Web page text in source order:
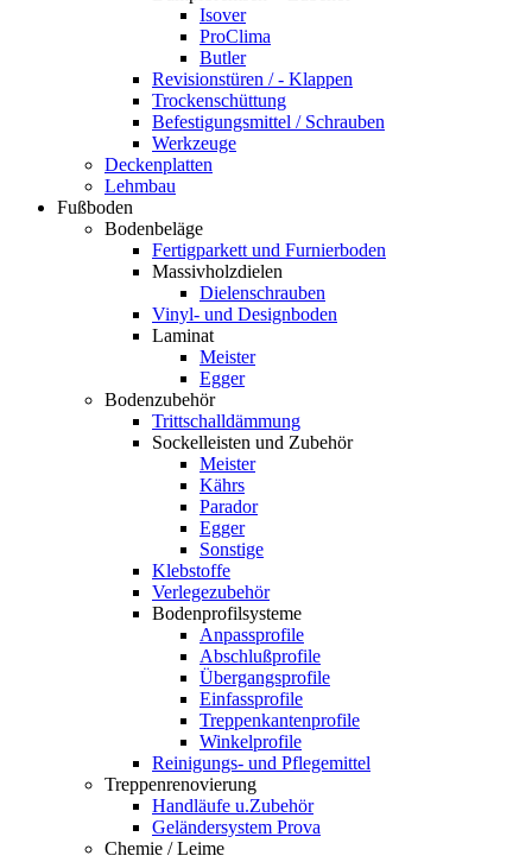
Isover
ProClima
Butler
Revisionstüren / - Klappen
Trockenschüttung
Befestigungsmittel / Schrauben
Werkzeuge
Deckenplatten
Lehmbau
Fußboden
Bodenbeläge
Fertigparkett und Furnierboden
Massivholzdielen
Dielenschrauben
Vinyl- und Designboden
Laminat
Meister
Egger
Bodenzubehör
Trittschalldämmung
Sockelleisten und Zubehör
Meister
Kährs
Parador
Egger
Sonstige
Klebstoffe
Verlegezubehör
Bodenprofilsysteme
Anpassprofile
Abschlußprofile
Übergangsprofile
Einfassprofile
Treppenkantenprofile
Winkelprofile
Reinigungs- und Pflegemittel
Treppenrenovierung
Handläufe u.Zubehör
Geländersystem Prova
Chemie / Leime